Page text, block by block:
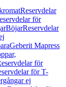
Reservdelar
för
BöjarReservdelar
Geberit Mapress
för
för T-
ej